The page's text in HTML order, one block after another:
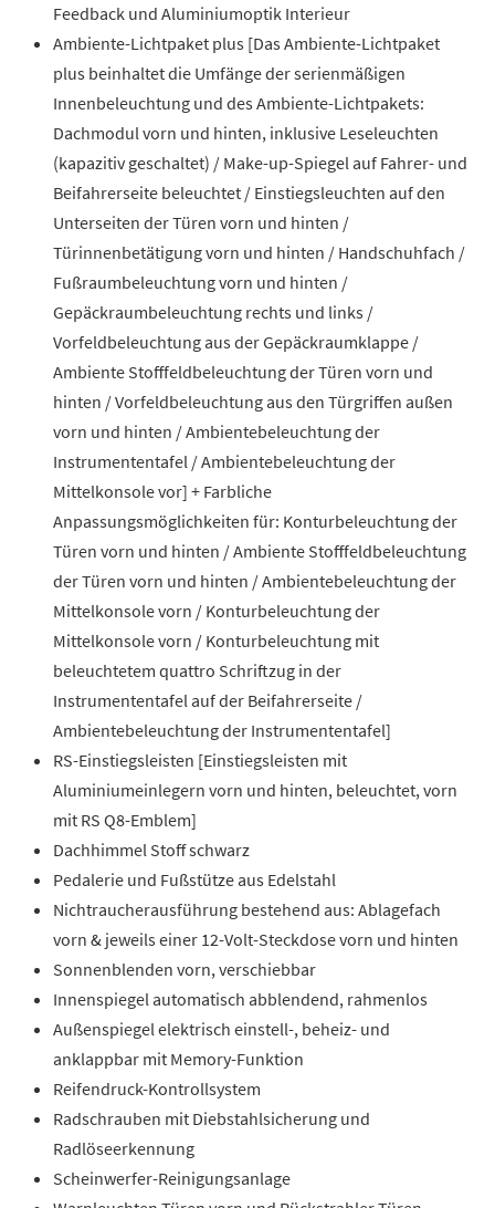
Feedback und Aluminiumoptik Interieur
Ambiente-Lichtpaket plus [Das Ambiente-Lichtpaket
plus beinhaltet die Umfänge der serienmäßigen
Innenbeleuchtung und des Ambiente-Lichtpakets:
Dachmodul vorn und hinten, inklusive Leseleuchten
(kapazitiv geschaltet) / Make-up-Spiegel auf Fahrer- und
Beifahrerseite beleuchtet / Einstiegsleuchten auf den
Unterseiten der Türen vorn und hinten /
Türinnenbetätigung vorn und hinten / Handschuhfach /
Fußraumbeleuchtung vorn und hinten /
Gepäckraumbeleuchtung rechts und links /
Vorfeldbeleuchtung aus der Gepäckraumklappe /
Ambiente Stofffeldbeleuchtung der Türen vorn und
hinten / Vorfeldbeleuchtung aus den Türgriffen außen
vorn und hinten / Ambientebeleuchtung der
Instrumententafel / Ambientebeleuchtung der
Mittelkonsole vor] + Farbliche
Anpassungsmöglichkeiten für: Konturbeleuchtung der
Türen vorn und hinten / Ambiente Stofffeldbeleuchtung
der Türen vorn und hinten / Ambientebeleuchtung der
Mittelkonsole vorn / Konturbeleuchtung der
Mittelkonsole vorn / Konturbeleuchtung mit
beleuchtetem quattro Schriftzug in der
Instrumententafel auf der Beifahrerseite /
Ambientebeleuchtung der Instrumententafel]
RS-Einstiegsleisten [Einstiegsleisten mit
Aluminiumeinlegern vorn und hinten, beleuchtet, vorn
mit RS Q8-Emblem]
Dachhimmel Stoff schwarz
Pedalerie und Fußstütze aus Edelstahl
Nichtraucherausführung bestehend aus: Ablagefach
vorn & jeweils einer 12-Volt-Steckdose vorn und hinten
Sonnenblenden vorn, verschiebbar
Innenspiegel automatisch abblendend, rahmenlos
Außenspiegel elektrisch einstell-, beheiz- und
anklappbar mit Memory-Funktion
Reifendruck-Kontrollsystem
Radschrauben mit Diebstahlsicherung und
Radlöseerkennung
Scheinwerfer-Reinigungsanlage